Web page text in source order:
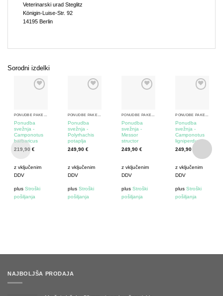
Veterinarski urad Steglitz
Königin-Luise-Str. 92
14195 Berlin
Sorodni izdelki
PONUDBE PAKETOV - ZAČETNI KOMPLETI Z MRAVLJAMI
Ponudba
svežnja -
Camponotus
barbaricus
219,90 €
z vključenim
DDV
plus Stroški
pošiljanja
PONUDBE PAKETOV - ZAČETNI KOMPLETI Z MRAVLJAMI
Ponudba
svežnja -
Polyrhachis
potaplja
249,90 €
z vključenim
DDV
plus Stroški
pošiljanja
PONUDBE PAKETOV - ZAČETNI KOMPLETI Z MRAVLJAMI
Ponudba
svežnja -
Messor
structor
249,90 €
z vključenim
DDV
plus Stroški
pošiljanja
PONUDBE PAKETOV - ZAČETNI KOMPLETI Z MRAVLJAMI
Ponudba
svežnja -
Camponotus
ligniperdus
249,90
z vključenim
DDV
plusStroški
pošiljanja
NAJBOLJŠA PRODAJA